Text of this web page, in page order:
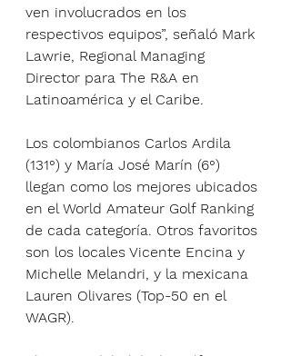
ven involucrados en los
respectivos equipos”, señaló Mark
Lawrie, Regional Managing
Director para The R&A en
Latinoamérica y el Caribe.
Los colombianos Carlos Ardila
(131°) y María José Marín (6°)
llegan como los mejores ubicados
en el World Amateur Golf Ranking
de cada categoría. Otros favoritos
son los locales Vicente Encina y
Michelle Melandri, y la mexicana
Lauren Olivares (Top-50 en el
WAGR).